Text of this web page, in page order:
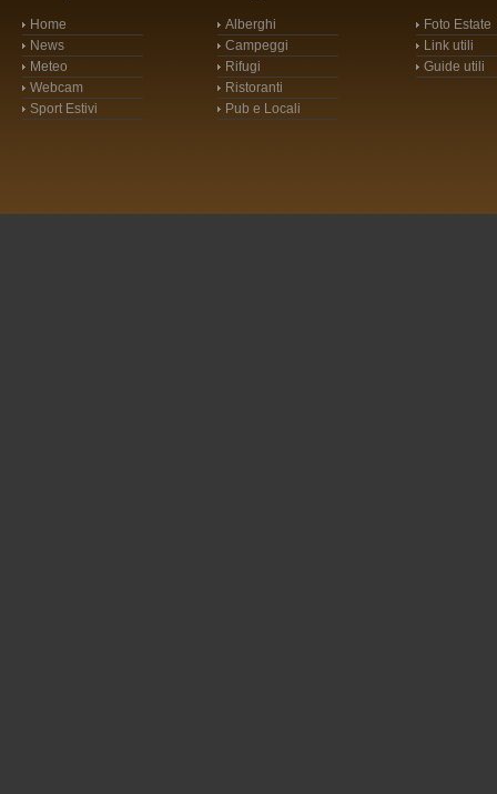
Home
News
Meteo
Webcam
Sport Estivi
Alberghi
Campeggi
Rifugi
Ristoranti
Pub e Locali
Foto Estate
Link utili
Guide utili